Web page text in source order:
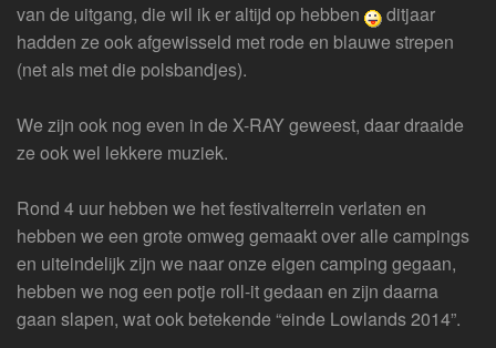
van de uitgang, die wil ik er altijd op hebben
ditjaar
hadden ze ook afgewisseld met rode en blauwe strepen
(net als met die polsbandjes).
We zijn ook nog even in de X-RAY geweest, daar draaide
ze ook wel lekkere muziek.
Rond 4 uur hebben we het festivalterrein verlaten en
hebben we een grote omweg gemaakt over alle campings
en uiteindelijk zijn we naar onze eigen camping gegaan,
hebben we nog een potje roll-it gedaan en zijn daarna
gaan slapen, wat ook betekende “einde Lowlands 2014”.